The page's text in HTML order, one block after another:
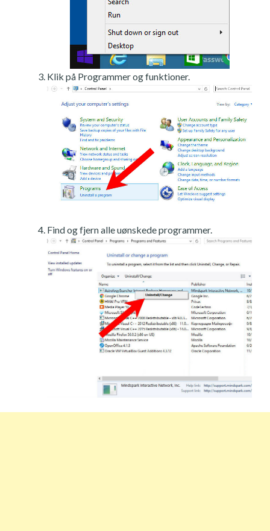
Klik på Programmer og funktioner.
Find og fjern alle uønskede programmer.